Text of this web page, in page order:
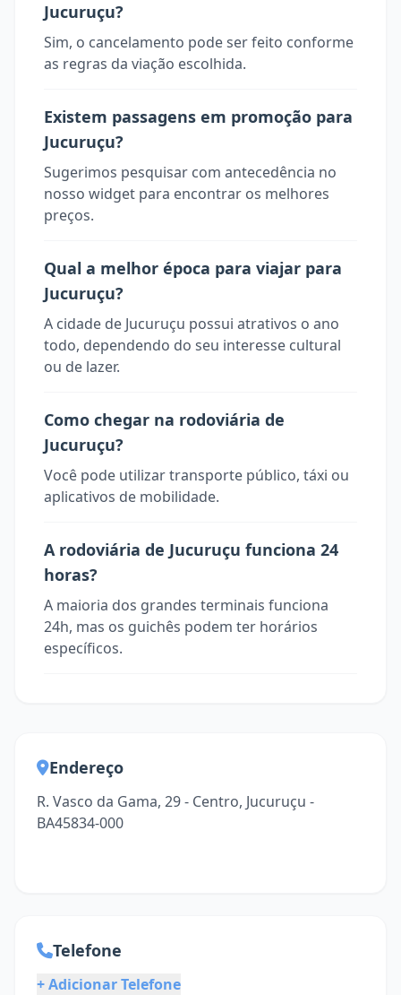
Jucuruçu?
Sim, o cancelamento pode ser feito conforme
as regras da viação escolhida.
Existem passagens em promoção para
Jucuruçu?
Sugerimos pesquisar com antecedência no
nosso widget para encontrar os melhores
preços.
Qual a melhor época para viajar para
Jucuruçu?
A cidade de Jucuruçu possui atrativos o ano
todo, dependendo do seu interesse cultural
ou de lazer.
Como chegar na rodoviária de
Jucuruçu?
Você pode utilizar transporte público, táxi ou
aplicativos de mobilidade.
A rodoviária de Jucuruçu funciona 24
horas?
A maioria dos grandes terminais funciona
24h, mas os guichês podem ter horários
específicos.
Endereço
R. Vasco da Gama, 29 - Centro, Jucuruçu -
BA45834-000
Telefone
+ Adicionar Telefone